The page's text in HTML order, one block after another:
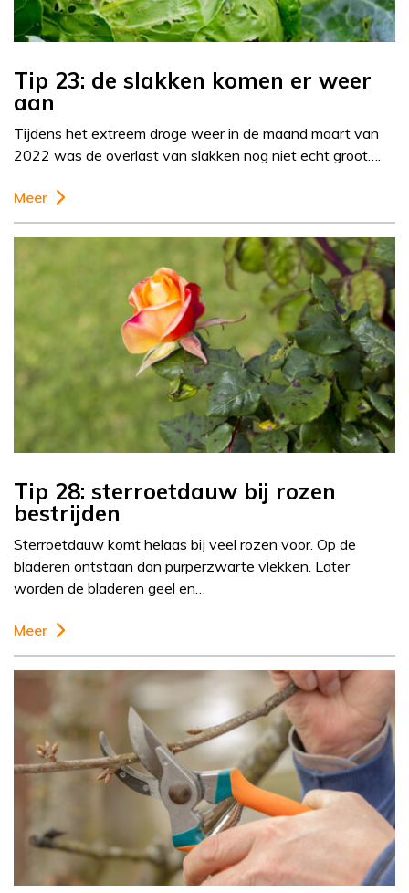
Tip 23: de slakken komen er weer
aan
Tijdens het extreem droge weer in de maand maart van
2022 was de overlast van slakken nog niet echt groot….
Meer
Tip 28: sterroetdauw bij rozen
bestrijden
Sterroetdauw komt helaas bij veel rozen voor. Op de
bladeren ontstaan dan purperzwarte vlekken. Later
worden de bladeren geel en…
Meer